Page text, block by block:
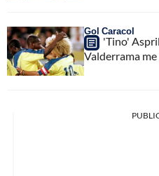
Gol Caracol
'Tino'
Valderrama